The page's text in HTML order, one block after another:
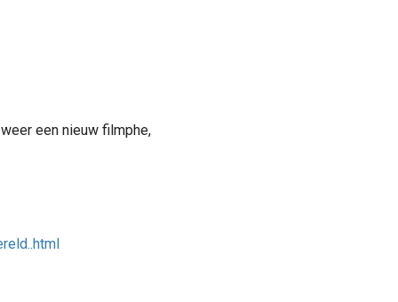
een nieuw filmphe,